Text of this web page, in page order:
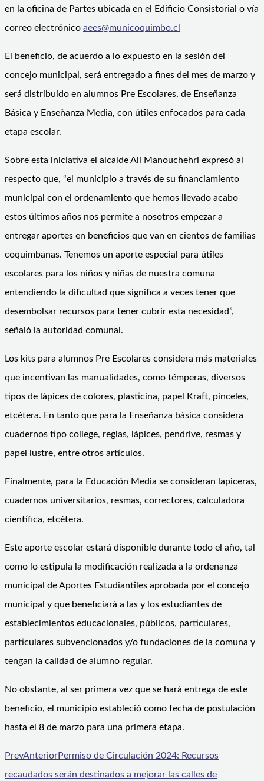
en la oficina de Partes ubicada en el Edificio Consistorial o vía
correo electrónico aees@municoquimbo.cl
El beneficio, de acuerdo a lo expuesto en la sesión del
concejo municipal, será entregado a fines del mes de marzo y
será distribuido en alumnos Pre Escolares, de Enseñanza
Básica y Enseñanza Media, con útiles enfocados para cada
etapa escolar.
Sobre esta iniciativa el alcalde Ali Manouchehri expresó al
respecto que, “el municipio a través de su financiamiento
municipal con el ordenamiento que hemos llevado acabo
estos últimos años nos permite a nosotros empezar a
entregar aportes en beneficios que van en cientos de familias
coquimbanas. Tenemos un aporte especial para útiles
escolares para los niños y niñas de nuestra comuna
entendiendo la dificultad que significa a veces tener que
desembolsar recursos para tener cubrir esta necesidad”,
señaló la autoridad comunal.
Los kits para alumnos Pre Escolares considera más materiales
que incentivan las manualidades, como témperas, diversos
tipos de lápices de colores, plasticina, papel Kraft, pinceles,
etcétera. En tanto que para la Enseñanza básica considera
cuadernos tipo college, reglas, lápices, pendrive, resmas y
papel lustre, entre otros artículos.
Finalmente, para la Educación Media se consideran lapiceras,
cuadernos universitarios, resmas, correctores, calculadora
científica, etcétera.
Este aporte escolar estará disponible durante todo el año, tal
como lo estipula la modificación realizada a la ordenanza
municipal de Aportes Estudiantiles aprobada por el concejo
municipal y que beneficiará a las y los estudiantes de
establecimientos educacionales, públicos, particulares,
particulares subvencionados y/o fundaciones de la comuna y
tengan la calidad de alumno regular.
No obstante, al ser primera vez que se hará entrega de este
beneficio, el municipio estableció como fecha de postulación
hasta el 8 de marzo para una primera etapa.
PrevAnteriorPermiso de Circulación 2024: Recursos
recaudados serán destinados a mejorar las calles de